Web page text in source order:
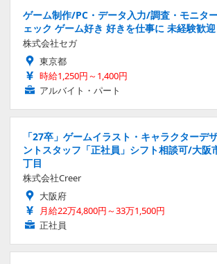
ゲーム制作/PC・データ入力/調査・モニタ
ェック ゲーム好き 好きを仕事に 未経験歓迎
株式会社セガ
東京都
時給1,250円～1,400円
アルバイト・パート
「27卒」ゲームイラスト・キャラクターデ
ントスタッフ「正社員」シフト相談可/大阪
丁目
株式会社Creer
大阪府
月給22万4,800円～33万1,500円
正社員